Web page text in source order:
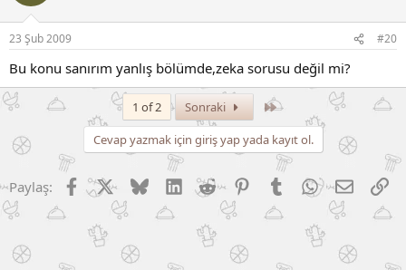
23 Şub 2009 #20
Bu konu sanırım yanlış bölümde,zeka sorusu değil mi?
1 of 2 Sonraki Son
Cevap yazmak için giriş yap yada kayıt ol.
Paylaş: FacebookX (Twitter)
BlueskyLinkedIn
Reddit PinterestTumblrWhatsApp
E-posta